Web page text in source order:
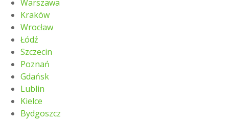
Warszawa
Kraków
Wrocław
Łódź
Szczecin
Poznań
Gdańsk
Lublin
Kielce
Bydgoszcz